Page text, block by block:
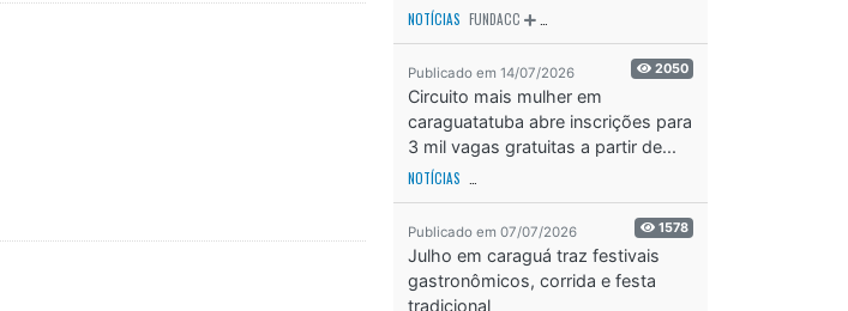
NOTÍCIAS FUNDACC
Publicado em 14/07/2026 2050
Circuito mais mulher em
caraguatatuba abre inscrições para
3 mil vagas gratuitas a partir de...
NOTÍCIAS
Publicado em 07/07/2026 1578
Julho em caraguá traz festivais
gastronômicos, corrida e festa
tradicional